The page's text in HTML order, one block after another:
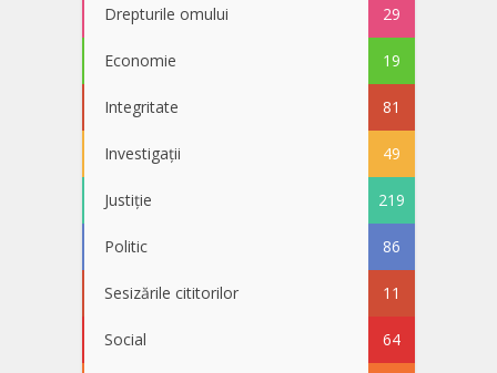
Drepturile omului 29
Economie 19
Integritate 81
Investigații 49
Justiție 219
Politic 86
Sesizările cititorilor 11
Social 64